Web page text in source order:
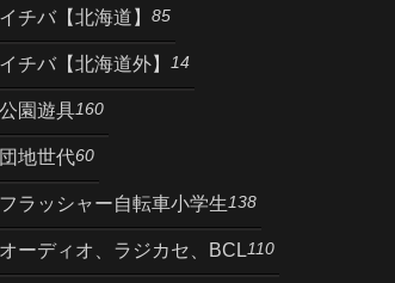
チバ【北海道】 85
チバ【北海道外】 14
園遊具160
地世代60
ラッシャー自転車小学生138
ーディオ、ラジカセ、BCL110